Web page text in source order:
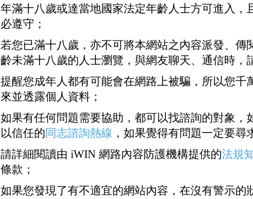
<< 1 ... 18 19 20 21 22
39.12.96.53
年滿十八歲或達當地國家法定年齡人士方可進入，
必遵守；
若您已滿十八歲，亦不可將本網站之內容派發、傳
齡未滿十八歲的人士瀏覽，與網友聊天、通信時，
提醒您成年人都有可能會在網路上被騙，所以您千
來並透露個人資料；
如果有任何問題需要協助，都可以找諮詢的對象，
以信任的同志諮詢熱線 ，如果覺得有問題一定要尋
請詳細閱讀由 iWIN 網路內容防護機構提供的法規
條款；
如果您發現了有不適宜的網站內容，在沒有警示的